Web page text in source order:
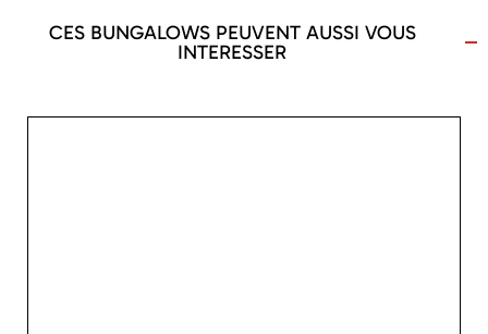
CES BUNGALOWS PEUVENT AUSSI VOUS
INTERESSER